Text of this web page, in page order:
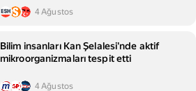
4 Ağustos
Bilim insanları Kan Şelalesi'nde aktif
mikroorganizmaları tespit etti
4 Ağustos